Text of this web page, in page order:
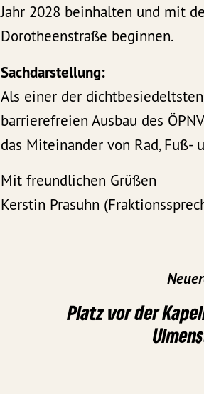
Jahr 2028 beinhalten und mit
Dorotheenstraße beginnen.
Sachdarstellung:
Als einer der
barrierefreien Ausbau des
das Miteinander von Rad, Fuß-
Mit freundlichen Grüßen
Kerstin Prasuhn
Platz vor der